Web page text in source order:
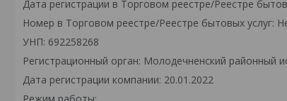
Дата регистрации в Торговом реестре/Реестре
Номер в Торговом реестре/Реестре бытовых услуг:
УНП: 692258268
Регистрационный орган: Молодечненский районный
Дата регистрации компании: 20.01.2022